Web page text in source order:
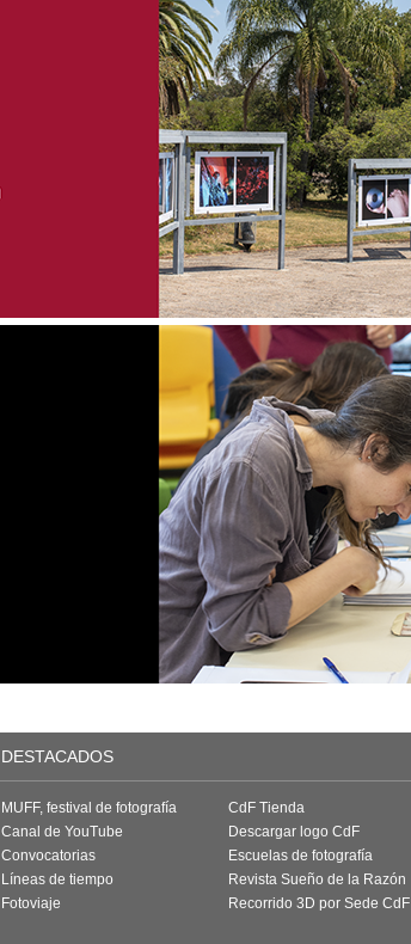
DESTACADOS
MUFF, festival de fotografía
Canal de YouTube
Convocatorias
Líneas de tiempo
Fotoviaje
CdF Tienda
Descargar logo CdF
Escuelas de fotografía
Revista Sueño de la Razón
Recorrido 3D por Sede CdF